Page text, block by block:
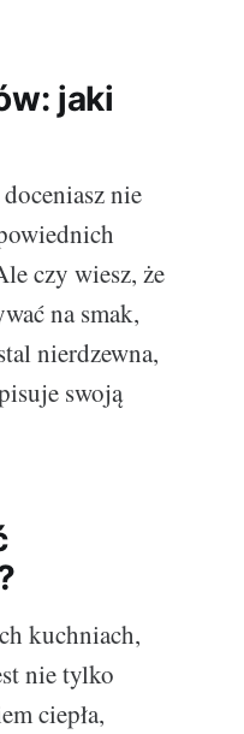
jaki
nie
czy wiesz, że
na smak,
nierdzewna,
swoją
kuchniach,
nie tylko
ciepła,